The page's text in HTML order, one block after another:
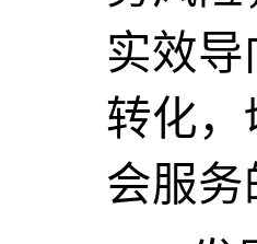
实效
转化
会服